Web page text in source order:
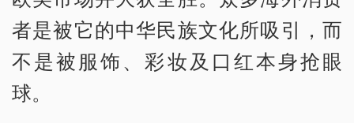
者是被它的中华民族文化所吸引，而
不是被服饰、彩妆及口红本身抢眼
球。